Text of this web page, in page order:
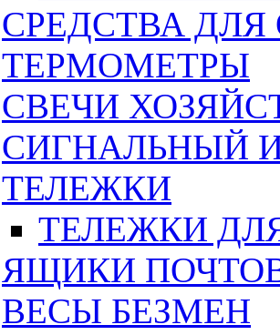
СРЕДСТВА
ТЕРМОМЕТРЫ
СВЕЧИ
СИГНАЛЬНЫЙ
ТЕЛЕЖКИ
ТЕЛЕЖКИ
ЯЩИКИ
ВЕСЫ БЕЗМЕН